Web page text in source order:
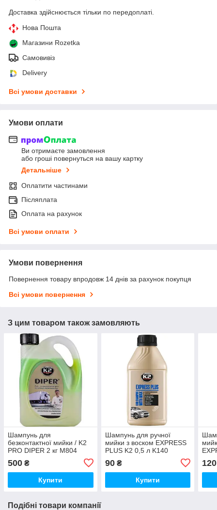
Доставка здійснюється тільки по передоплаті.
Нова Пошта
Магазини Rozetka
Самовивіз
Delivery
Всі умови доставки
Умови оплати
Ви отримаєте замовлення
або гроші повернуться на вашу картку
Детальніше
Оплатити частинами
Післяплата
Оплата на рахунок
Всі умови оплати
Умови повернення
Повернення товару впродовж 14 днів за рахунок покупця
Всі умови повернення
З цим товаром також замовляють
Шампунь для
безконтактної мийки / K2
PRO DIPER 2 кг M804
500 ₴
Купити
Шампунь для ручної
мийки з воском EXPRESS
PLUS K2 0,5 л K140
90₴
Купити
120
Подібні товари компанії